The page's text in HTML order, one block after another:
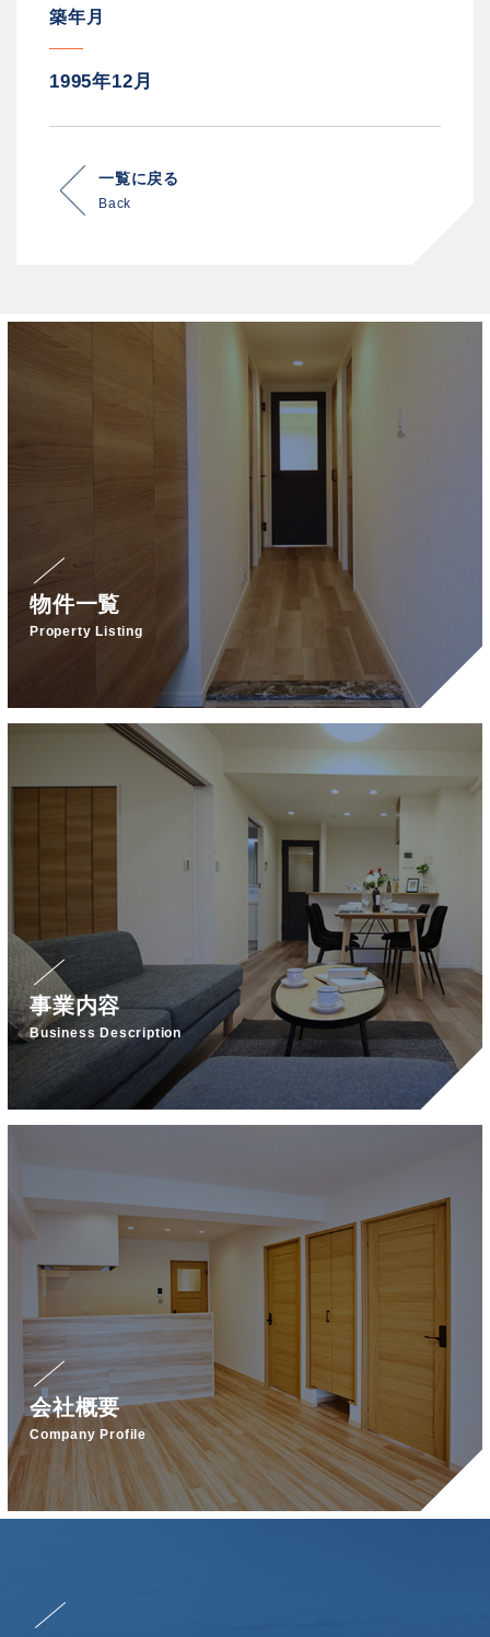
築年月
1995年12月
一覧に戻る
Back
物件一覧
Property Listing
事業内容
Business Description
会社概要
Company Profile